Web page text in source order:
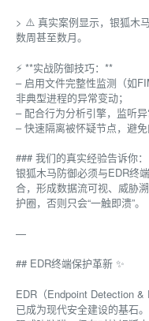
> ⚠️ 真实案例显示，银狐木
数周甚至数月。
⚡ **实战防御技巧：**
– 启用文件完整性监测（如
非典型进程的异常变动；
– 配合行为分析引擎，监听异
– 快速隔离被怀疑节点，避免
### 我们的真实经验告诉你：
银狐木马防御必须与EDR终
合，形成数据流可视、威胁
护圈，否则只会“一触即溃”。
—
## EDR终端保护革新 ✨
EDR（Endpoint Detection &
已成为现代安全建设的基石